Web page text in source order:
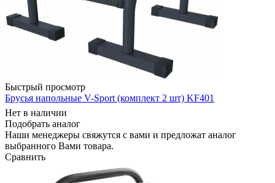
Быстрый просмотр
Брусья напольные V-Sport (комплект 2 шт) KF401
Нет в наличии
Подобрать аналог
Наши менеджеры свяжутся с вами и предложат аналог
выбранного Вами товара.
Сравнить